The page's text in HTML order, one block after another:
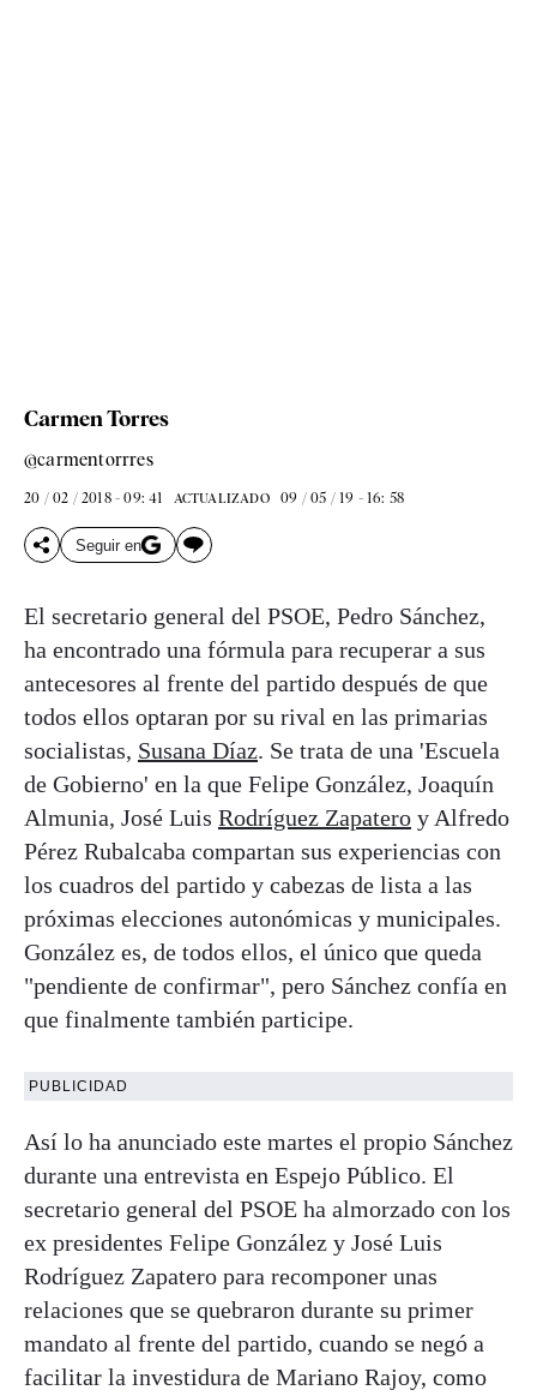
Carmen Torres
@carmentorrres
20 / 02 / 2018 - 09: 41 ACTUALIZADO 09 / 05 / 19 - 16: 58
Seguir en
El secretario general del PSOE, Pedro Sánchez,
ha encontrado una fórmula para recuperar a sus
antecesores al frente del partido después de que
todos ellos optaran por su rival en las primarias
socialistas, Susana Díaz. Se trata de una 'Escuela
de Gobierno' en la que Felipe González, Joaquín
Almunia, José Luis Rodríguez Zapatero y Alfredo
Pérez Rubalcaba compartan sus experiencias con
los cuadros del partido y cabezas de lista a las
próximas elecciones autonómicas y municipales.
González es, de todos ellos, el único que queda
"pendiente de confirmar", pero Sánchez confía en
que finalmente también participe.
PUBLICIDAD
Así lo ha anunciado este martes el propio Sánchez
durante una entrevista en Espejo Público. El
secretario general del PSOE ha almorzado con los
ex presidentes Felipe González y José Luis
Rodríguez Zapatero para recomponer unas
relaciones que se quebraron durante su primer
mandato al frente del partido, cuando se negó a
facilitar la investidura de Mariano Rajoy, como